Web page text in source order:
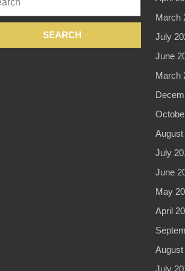
March
July
June
March
August
July
June
May
April
August